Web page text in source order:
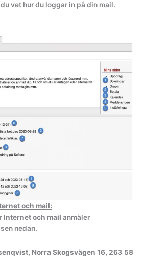
vet hur du loggar in på din mail.
och mail:
Internet och mail anmäler
nedan.
Norra Skogsvägen 16, 263 58